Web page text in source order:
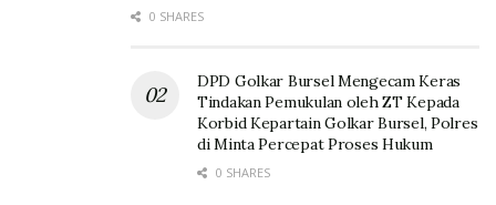
0 SHARES
DPD Golkar Bursel Mengecam Keras
Tindakan Pemukulan oleh ZT Kepada
Korbid Kepartain Golkar Bursel, Polres
di Minta Percepat Proses Hukum
0 SHARES